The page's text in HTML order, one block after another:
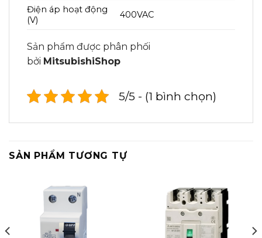
Điện áp hoạt động
(V)
400VAC
Sản phẩm được phân phối
bởi MitsubishiShop
5/5 - (1 bình chọn)
SẢN PHẨM TƯƠNG TỰ